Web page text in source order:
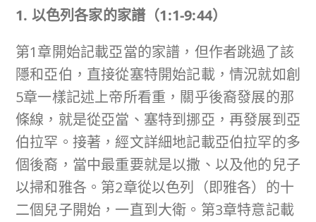
1. 以色列各家的家譜（1:1-9:44）
第1章開始記載亞當的家譜，但作者跳過了該
隱和亞伯，直接從塞特開始記載，情況就如創
5章一樣記述上帝所看重，關乎後裔發展的那
條線，就是從亞當、塞特到挪亞，再發展到亞
伯拉罕。接著，經文詳細地記載亞伯拉罕的多
個後裔，當中最重要就是以撒、以及他的兒子
以掃和雅各。第2章從以色列（即雅各）的十
二個兒子開始，一直到大衛。第3章特意記載